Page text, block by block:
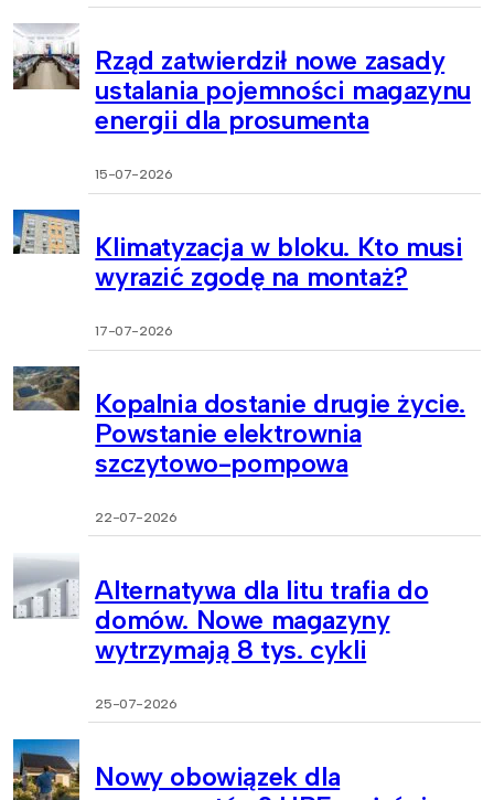
Rząd zatwierdził nowe zasady
ustalania pojemności magazynu
energii dla prosumenta
15-07-2026
Klimatyzacja w bloku. Kto musi
wyrazić zgodę na montaż?
17-07-2026
Kopalnia dostanie drugie życie.
Powstanie elektrownia
szczytowo-pompowa
22-07-2026
Alternatywa dla litu trafia do
domów. Nowe magazyny
wytrzymają 8 tys. cykli
25-07-2026
Nowy obowiązek dla